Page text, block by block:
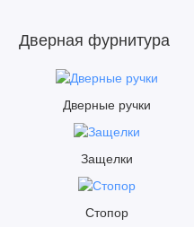
Дверная фурнитура
Дверные ручки
Защелки
Стопор